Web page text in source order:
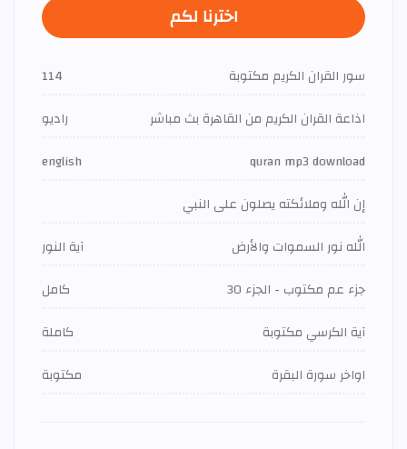
اخترنا لكم
سور القران الكريم مكتوبة
114
اذاعة القران الكريم من القاهرة بث مباشر
راديو
quran mp3 download
english
إن الله وملائكته يصلون على النبي
الله نور السموات والأرض
آية النور
جزء عم مكتوب - الجزء 30
كامل
آية الكرسي مكتوبة
كاملة
اواخر سورة البقرة
مكتوبة